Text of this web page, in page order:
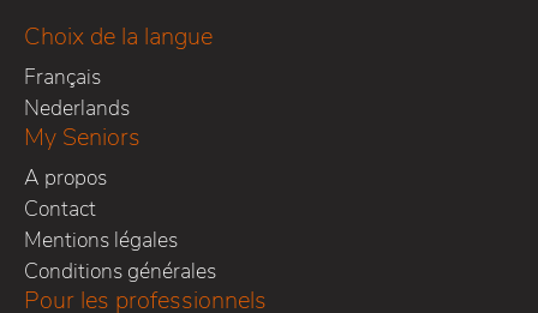
Choix de la langue
Français
Nederlands
My Seniors
A propos
Contact
Mentions légales
Conditions générales
Pour les professionnels